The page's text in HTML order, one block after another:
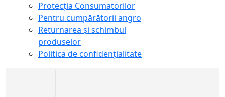
Protecţia Consumatorilor
Pentru cumpărătorii angro
Returnarea și schimbul
produselor
Politica de confidențialitate